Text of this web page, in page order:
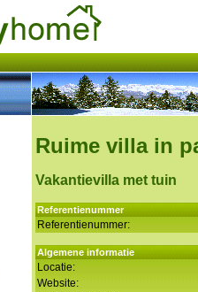
Ruime villa in
Vakantievilla met tuin
Referentienummer
Referentienummer:
Algemene informatie
Locatie:
Website: